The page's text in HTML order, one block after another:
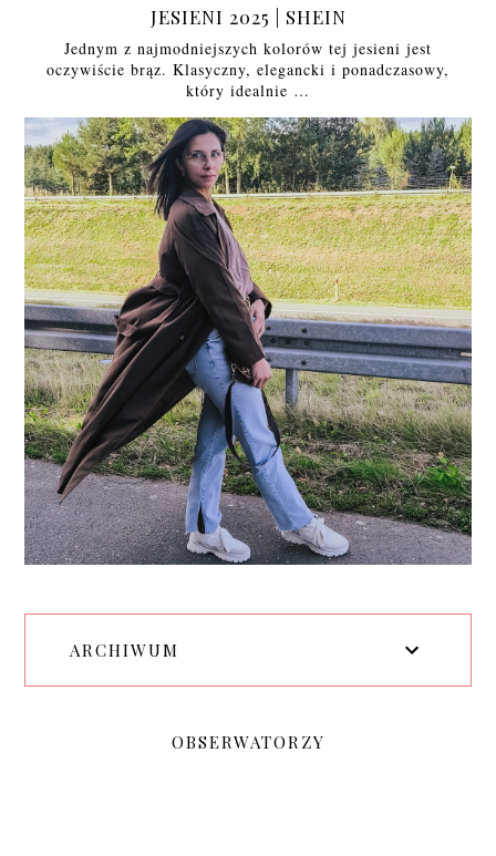
JESIENI 2025 | SHEIN
Jednym z najmodniejszych kolorów tej jesieni jest
oczywiście brąz. Klasyczny, elegancki i ponadczasowy,
który idealnie …
ARCHIWUM
OBSERWATORZY